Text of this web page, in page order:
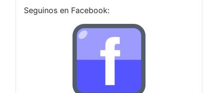
Seguinos en Facebook: